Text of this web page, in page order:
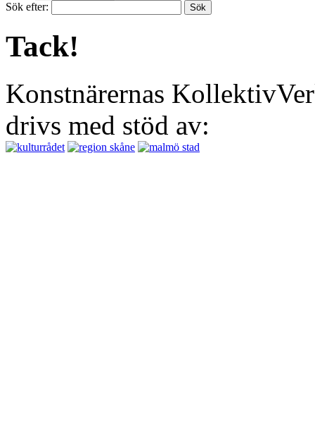
Sök efter:
Tack!
Konstnärernas
drivs med stöd av: